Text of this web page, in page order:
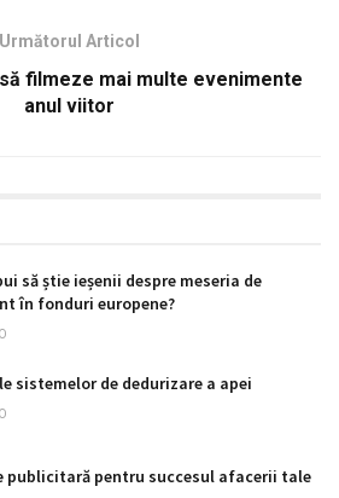
Următorul Articol
filmeze mai multe evenimente
anul viitor
să știe ieșenii despre meseria de
în fonduri europene?
sistemelor de dedurizare a apei
publicitară pentru succesul afacerii tale